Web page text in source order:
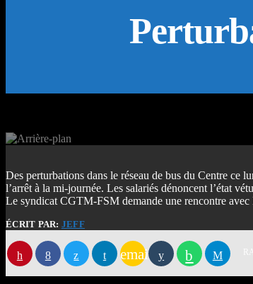
Des perturbations dans le réseau de bus du Centre ce
l’arrêt à la mi-journée. Les salariés dénoncent l’état
Le syndicat CGTM-FSM demande une rencontre avec
ÉCRIT PAR: JEFF
email